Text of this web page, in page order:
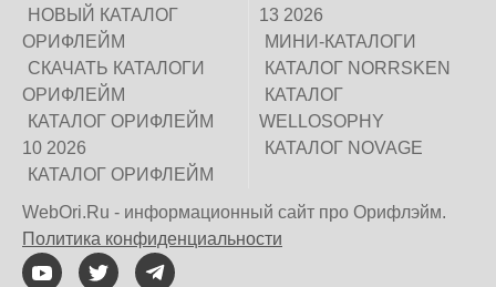
НОВЫЙ КАТАЛОГ
ОРИФЛЕЙМ
СКАЧАТЬ КАТАЛОГИ
ОРИФЛЕЙМ
КАТАЛОГ ОРИФЛЕЙМ
10 2026
КАТАЛОГ ОРИФЛЕЙМ
13 2026
МИНИ-КАТАЛОГИ
КАТАЛОГ NORRSKEN
КАТАЛОГ
WELLOSOPHY
КАТАЛОГ NOVAGE
WebOri.Ru - информационный сайт про Орифлэйм.
Политика конфиденциальности